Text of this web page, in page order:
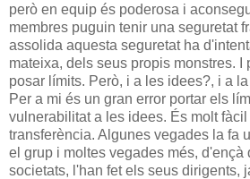
però en equip és poderosa i
membres puguin tenir una seguretat
assolida aquesta seguretat ha
mateixa, dels seus propis monstres. I
posar límits. Però, i a les idees?, i a
Per a mi és un gran error portar els
vulnerabilitat a les idees. És molt fàcil
transferència. Algunes vegades la fa
el grup i moltes vegades més, d'ençà
societats, l'han fet els seus dirigents,